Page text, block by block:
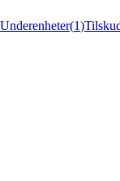
Underenheter(1)